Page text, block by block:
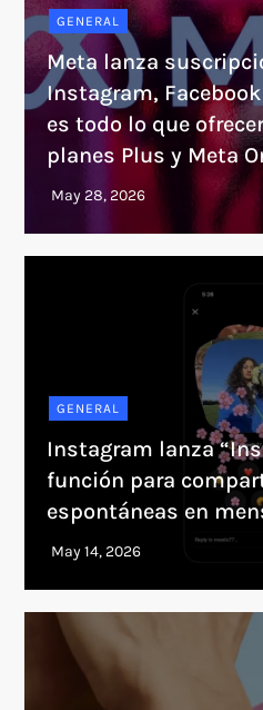
GENERAL
Meta lanza
Instagram,
es todo lo que
planes Plus y Meta
GENERAL
Instagram lanza
función para
espontáneas en